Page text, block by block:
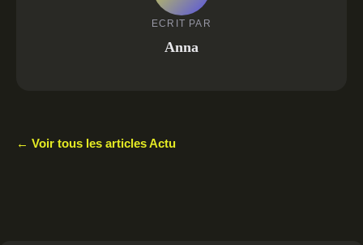
ECRIT PAR
Anna
← Voir tous les articles Actu